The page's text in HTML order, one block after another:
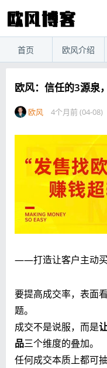
首页 欧风介绍
欧风：信任的3源泉
欧风 4个月前 (04-08)
——打造让客户主动
要提高成交率，表面
题。
成交不是说服，而是
品三个维度的叠加。
任何成交本质上都可